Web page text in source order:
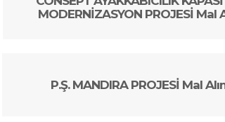
MODERNİZASYON PROJESİ Mal
P.Ş. MANDIRA PROJESİ Mal